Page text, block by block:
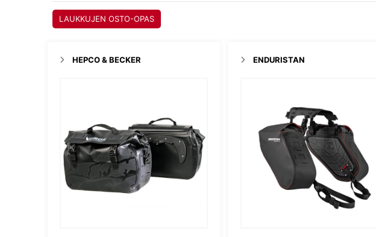
LAUKKUJEN OSTO-OPAS
HEPCO & BECKER ENDURISTAN